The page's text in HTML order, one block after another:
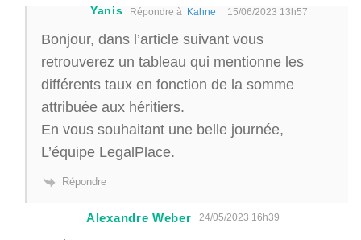
Yanis Répondre à Kahne 15/06/2023 13h57
Bonjour, dans l’article suivant vous
retrouverez un tableau qui mentionne les
différents taux en fonction de la somme
attribuée aux héritiers.
En vous souhaitant une belle journée,
L’équipe LegalPlace.
Répondre
Alexandre Weber 24/05/2023 16h39